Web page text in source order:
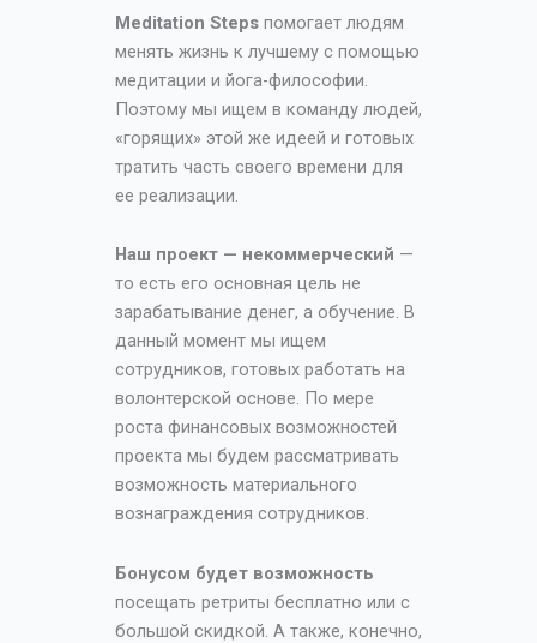
Meditation Stepsпомогает людям
менять жизнь к лучшему с помощью
медитации и йога-философии.
Поэтому мы ищем в команду людей,
«горящих» этой же идеей и готовых
тратить часть своего времени для
ее реализации.
Наш проект — некоммерческий —
то есть его основная цель не
зарабатывание денег, а обучение. В
данный момент мы ищем
сотрудников, готовых работать на
волонтерской основе. По мере
роста финансовых возможностей
проекта мы будем рассматривать
возможность материального
вознаграждения сотрудников.
Бонусом будет возможность
посещать ретриты бесплатно или с
большой скидкой. А также, конечно,